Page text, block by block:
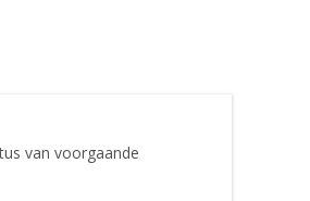
van voorgaande